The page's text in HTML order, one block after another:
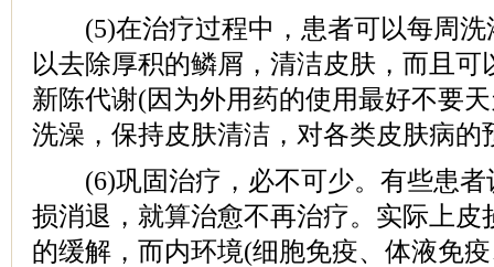
(5)在治疗过程中，患者可以每周洗
以去除厚积的鳞屑，清洁皮肤，而且可
新陈代谢(因为外用药的使用最好不要
洗澡，保持皮肤清洁，对各类皮肤病的
(6)巩固治疗，必不可少。有些患者
损消退，就算治愈不再治疗。实际上皮
的缓解，而内环境(细胞免疫、体液免